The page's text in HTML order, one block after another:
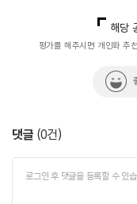
해당
평가를 해주시면 개인화 추
댓글 (0건)